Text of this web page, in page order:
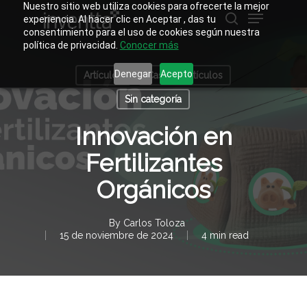
Nuestro sitio web utiliza cookies para ofrecerte la mejor
experiencia. Al hacer clic en Aceptar , das tu
consentimiento para el uso de cookies según nuestra
política de privacidad. Conocer más
Denegar Acepto
content
buscar
Menu
Artículos Casos y artículos
Sin categoría
Innovación en
Fertilizantes
Orgánicos
By Carlos Toloza
15 de noviembre de 2024
4 min read